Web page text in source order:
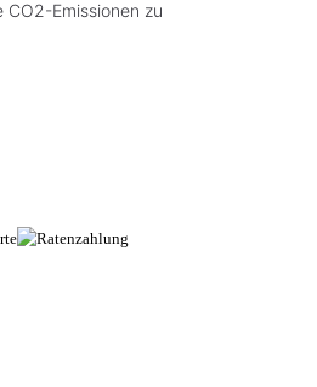
CO2-Emissionen zu